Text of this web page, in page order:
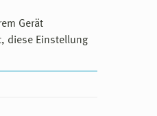
Gerät
diese Einstellung